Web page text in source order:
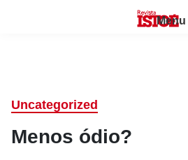
Menu
Uncategorized
Menos ódio?